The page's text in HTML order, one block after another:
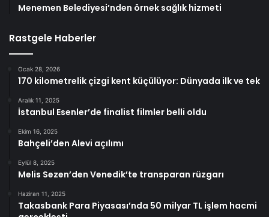
Menemen Belediyesi’nden örnek sağlık hizmeti
Rastgele Haberler
Ocak 28, 2026
170 kilometrelik çizgi kent küçülüyor: Dünyada ilk ve tek
Aralık 11, 2025
İstanbul Esenler’de finalist filmler belli oldu
Ekim 16, 2025
Bahçeli’den Alevi açılımı
Eylül 8, 2025
Melis Sezen’den Venedik’te transparan rüzgarı
Haziran 11, 2025
Takasbank Para Piyasası’nda 50 milyar TL işlem hacmi